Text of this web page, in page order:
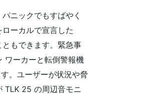
ニックでもすばやく
ーカルで宣言した
もできます。緊急事
ワーカーと転倒警報機
。ユーザーが状況や脅
TLK 25 の周辺音モニ